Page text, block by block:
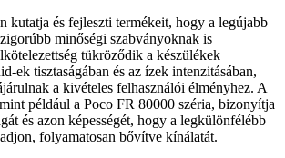
kutatja és fejleszti termékeit, hogy a legújabb
minőségi szabványoknak is
tükröződik a készülékek
ek tisztaságában és az ízek intenzitásában,
a kivételes felhasználói élményhez. A
például a Poco FR 80000 széria, bizonyítja
és azon képességét, hogy a legkülönfélébb
folyamatosan bővítve kínálatát.